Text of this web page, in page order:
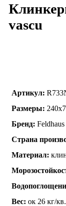
vascu
Артикул:
Размеры:
Бренд:
Страна
Материал:
Вес: ок 26 кг/